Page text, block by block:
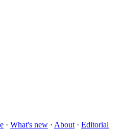
· What's new · About · Editorial